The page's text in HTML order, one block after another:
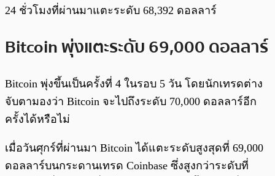
24 ชั่วโมงที่ผ่านมาแตะระดับ 68,392 ดอลลาร์
Bitcoin พุ่งแตะระดับ 69,000 ดอลลาร์
Bitcoin พุ่งขึ้นเป็นครั้งที่ 4 ในรอบ 5 วัน โดยนักเทรดต่าง
จับตามองว่า Bitcoin จะไปถึงระดับ 70,000 ดอลลาร์อีก
ครั้งได้หรือไม่
เมื่อวันศุกร์ที่ผ่านมา Bitcoin ได้แตะระดับสูงสุดที่ 69,000
ดอลลาร์บนกระดานเทรด Coinbase ซึ่งสูงกว่าระดับที่